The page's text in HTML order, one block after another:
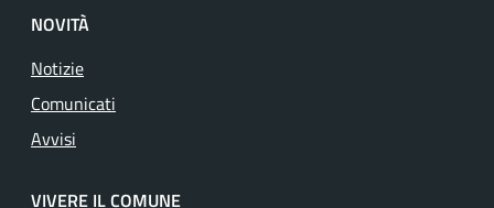
NOVITÀ
Notizie
Comunicati
Avvisi
VIVERE IL COMUNE